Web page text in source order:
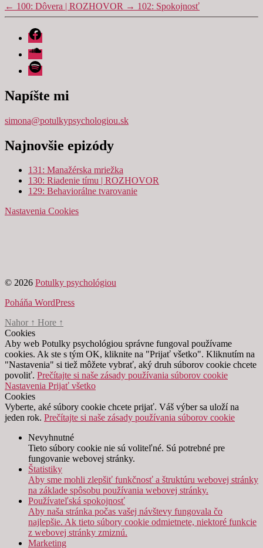
← 100: Dôvera | ROZHOVOR → 102: Spokojnosť
Facebook
Soundcloud
Spotify
Napíšte mi
simona@potulkypsychologiou.sk
Najnovšie epizódy
131: Manažérska mriežka
130: Riadenie tímu | ROZHOVOR
129: Behaviorálne tvarovanie
Nastavenia Cookies
© 2026 Potulky psychológiou
Poháňa WordPress
Nahor ↑ Hore ↑
Cookies
Aby web Potulky psychológiou správne fungoval používame
cookies. Ak ste s tým OK, kliknite na "Prijať všetko". Kliknutím na
"Nastavenia" si tiež môžete vybrať, aký druh súborov cookie chcete
povoliť. Prečítajte si naše zásady používania súborov cookie
Nastavenia Prijať všetko
Cookies
Vyberte, aké súbory cookie chcete prijať. Váš výber sa uloží na
jeden rok. Prečítajte si naše zásady používania súborov cookie
Nevyhnutné
Tieto súbory cookie nie sú voliteľné. Sú potrebné pre
fungovanie webovej stránky.
Štatistiky
Aby sme mohli zlepšiť funkčnosť a štruktúru webovej stránky
na základe spôsobu používania webovej stránky.
Používateľská spokojnosť
Aby naša stránka počas vašej návštevy fungovala čo
najlepšie. Ak tieto súbory cookie odmietnete, niektoré funkcie
z webovej stránky zmiznú.
Marketing